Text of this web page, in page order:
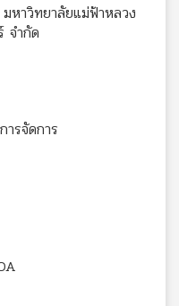
หาวิทยาลัยแม่ฟ้าหลวง
จำกัด
รจัดการ